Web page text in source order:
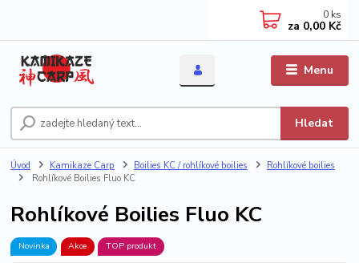
Menu
Hledat
0 ks
za 0,00 Kč
Úvod Kamikaze Carp Boilies KC / rohlíkové boilies
Rohlíkové boilies
Rohlíkové Boilies Fluo KC
Rohlíkové Boilies Fluo KC
Novinka Akce TOP produkt